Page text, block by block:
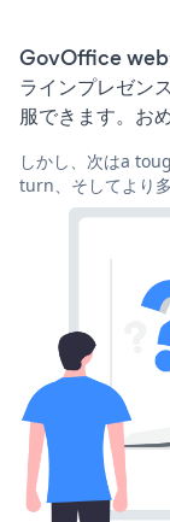
GovOffice web
ラインプレゼン
服できます。お
しかし、次はa
turn、そしてより